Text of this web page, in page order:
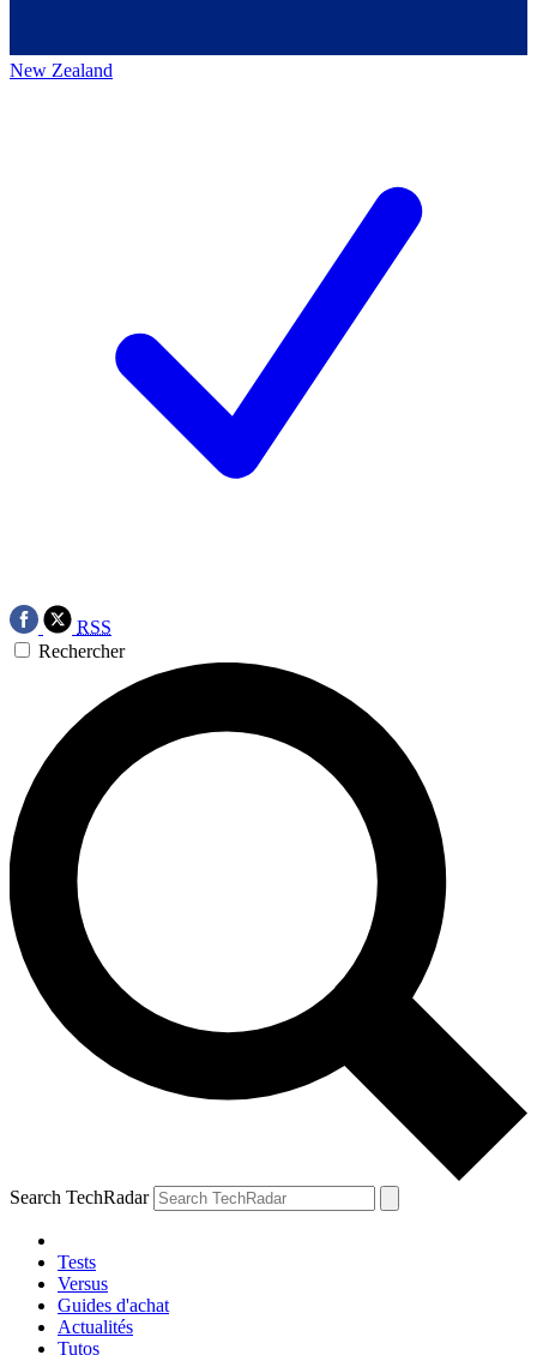
New Zealand
RSS
Rechercher
Search TechRadar
Tests
Versus
Guides d'achat
Actualités
Tutos